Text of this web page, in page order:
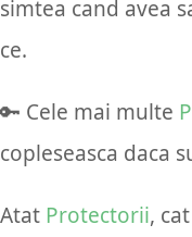
simtea cand avea
ce.
🔑 Cele mai multe
copleseasca daca
Atat Protectorii,